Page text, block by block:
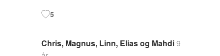
5
Chris, Magnus, Linn, Elias og Mahdi9